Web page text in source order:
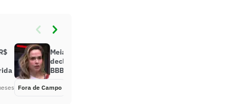
Meia do São Paulo viraliza com
declaração sobre Ana Paula, do
BBB: ‘Impossível’
Fora de Campo